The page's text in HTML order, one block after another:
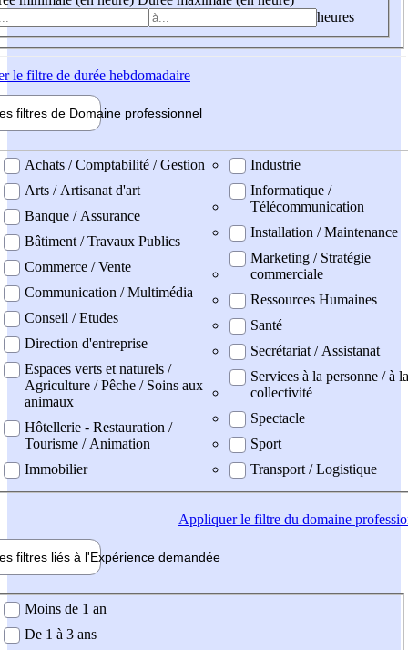
heures
le filtre de durée hebdomadaire
filtres de Domaine professionnel
professionel
Achats / Comptabilité / Gestion
Arts / Artisanat d'art
Banque / Assurance
Bâtiment / Travaux Publics
Commerce / Vente
Communication / Multimédia
Conseil / Etudes
Direction d'entreprise
Espaces verts et naturels /
Agriculture / Pêche / Soins aux
animaux
Hôtellerie - Restauration /
Tourisme / Animation
Immobilier
Industrie
Informatique /
Télécommunication
Installation / Maintenance
Marketing / Stratégie
commerciale
Ressources Humaines
Santé
Secrétariat / Assistanat
Services à la personne / à la
collectivité
Spectacle
Sport
Transport / Logistique
Appliquerle filtre du domaine
filtres liés à l'Expérience demandée
demandée
Moins de 1 an
De 1 à 3 ans